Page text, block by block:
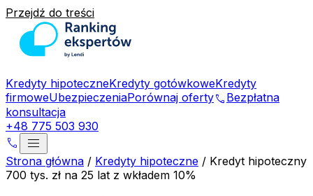
Przejdź do treści
Kredyty hipoteczneKredyty gotówkoweKredyty
firmoweUbezpieczeniaPorównaj ofertyphone Bezpłatna
konsultacja
+48 775 503 930
phone menu
Strona główna / Kredyty hipoteczne / Kredyt hipoteczny
700 tys. zł na 25 lat z wkładem 10%